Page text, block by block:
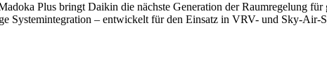
Plus bringt Daikin die nächste Generation der Raumregelung
Systemintegration – entwickelt für den Einsatz in VRV- und Sky-